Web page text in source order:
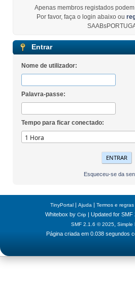
Apenas membros registados
Por favor, faça o login abaixo ou
Entrar
Nome de utilizador:
Palavra-passe:
Tempo para ficar conectado:
Esqueceu-se da
TinyPortal | Ajuda | Termos e regras
Whitebox by Crip | Updated for SMF
SMF 2.1.6 © 2025, Simple
Página criada em 0.038 segundos